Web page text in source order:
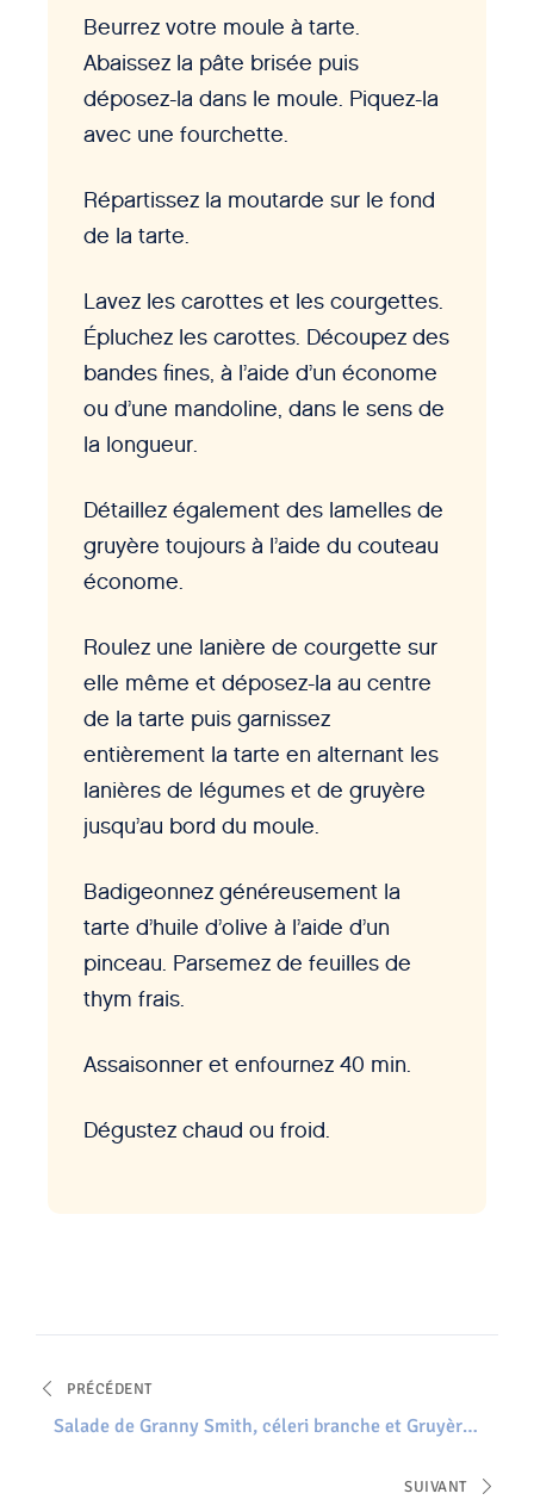
Beurrez votre moule à tarte.
Abaissez la pâte brisée puis
déposez-la dans le moule. Piquez-la
avec une fourchette.
Répartissez la moutarde sur le fond
de la tarte.
Lavez les carottes et les courgettes.
Épluchez les carottes. Découpez des
bandes fines, à l’aide d’un économe
ou d’une mandoline, dans le sens de
la longueur.
Détaillez également des lamelles de
gruyère toujours à l’aide du couteau
économe.
Roulez une lanière de courgette sur
elle même et déposez-la au centre
de la tarte puis garnissez
entièrement la tarte en alternant les
lanières de légumes et de gruyère
jusqu’au bord du moule.
Badigeonnez généreusement la
tarte d’huile d’olive à l’aide d’un
pinceau. Parsemez de feuilles de
thym frais.
Assaisonner et enfournez 40 min.
Dégustez chaud ou froid.
PRÉCÉDENT
Salade de Granny Smith, céleri branche et Gruyère
SUIVANT